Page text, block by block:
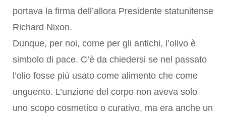
portava la firma dell’allora Presidente statunitense
Richard Nixon.
Dunque, per noi, come per gli antichi, l’olivo è
simbolo di pace. C’è da chiedersi se nel passato
l’olio fosse più usato come alimento che come
unguento. L’unzione del corpo non aveva solo
uno scopo cosmetico o curativo, ma era anche un